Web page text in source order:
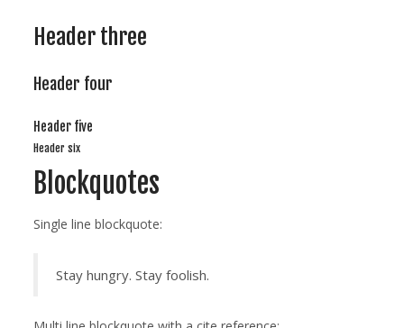
Header three
Header four
Header five
Header six
Blockquotes
Single line blockquote:
Stay hungry. Stay foolish.